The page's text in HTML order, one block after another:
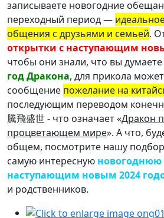
записываете новогодние
переходный период —
общения с друзьями и семьей.
открытки с наступающим
чтобы они знали, что вы думаете
год Дракона, для прикола
сообщение пожелание на
последующим переводом
騰飛盛世 - что означает «Дракон
процветающем мире». А что,
общем, посмотрите нашу
самую интересную новогоднюю
наступающим новым 2024
и родственников.